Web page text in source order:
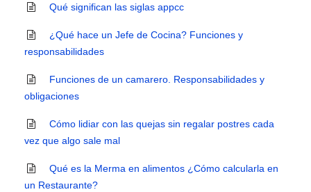
Qué significan las siglas appcc
¿Qué hace un Jefe de Cocina? Funciones y
responsabilidades
Funciones de un camarero. Responsabilidades y
obligaciones
Cómo lidiar con las quejas sin regalar postres cada
vez que algo sale mal
Qué es la Merma en alimentos ¿Cómo calcularla en
un Restaurante?